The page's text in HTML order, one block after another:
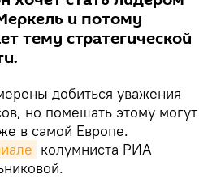
и потому
тему стратегической
добиться уважения
но помешать этому могут
в самой Европе.
колумниста РИА